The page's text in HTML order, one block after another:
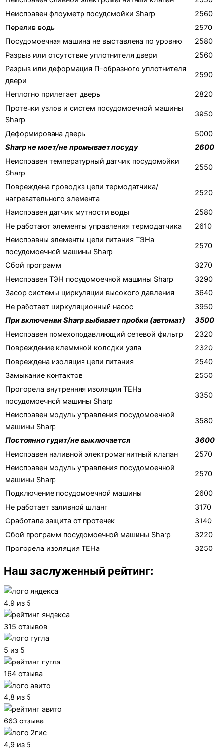
Неисправен флоуметр посудомойки Sharp
2560
Перелив воды
2570
Посудомоечная машина не выставлена по уровню
2580
Разрыв или отсутствие уплотнителя двери
2560
Разрыв или деформация П-образного уплотнителя
двери
2590
Неплотно прилегает дверь
2820
Протечки узлов и систем посудомоечной машины
Sharp
3950
Деформирована дверь
5000
Sharp не моет/не промывает посуду
2600
Неисправен температурный датчик посудомойки
Sharp
2550
Повреждена проводка цепи термодатчика/
нагревательного элемента
2520
Наисправен датчик мутности воды
2580
Не работают элементы управления термодатчика
2610
Неисправны элементы цепи питания ТЭНа
посудомоечной машины Sharp
2570
Сбой программ
3270
Неисправен ТЭН посудомоечной машины Sharp
3290
Засор системы циркуляции высокого давления
3640
Не работает циркуляционный насос
3950
При включении Sharp выбивает пробки (автомат)
3500
Неисправен помехоподавляющий сетевой фильтр
2320
Повреждение клеммной колодки узла
2320
Повреждена изоляция цепи питания
2540
Замыкание контактов
2550
Прогорела внутренняя изоляция ТЕНа
посудомоечной машины Sharp
3350
Неисправен модуль управления посудомоечной
машины Sharp
3580
Постоянно гудит/не выключается
3600
Неисправен наливной электромагнитный клапан
2570
Неисправен модуль управления посудомоечной
машины Sharp
2570
Подключение посудомоечной машины
2600
Не работает заливной шланг
3170
Сработала защита от протечек
3140
Сбой программ посудомоечной машины Sharp
3220
Прогорела изоляция ТЕНа
3250
Наш заслуженный рейтинг:
4,9 из 5
315 отзывов
5 из 5
164 отзыва
4,8 из 5
663 отзыва
4,9 из 5